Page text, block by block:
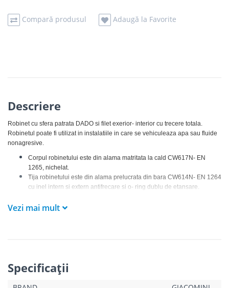
Compară produsul Adaugă la Favorite
Descriere
Robinet cu sfera patrata DADO si filet exerior- interior cu trecere totala.
Robinetul poate fi utilizat in instalatiile in care se vehiculeaza apa sau fluide
nonagresive.
Corpul robinetului este din alama matritata la cald CW617N- EN
1265, nichelat.
Tija robinetului este din alama prelucrata din bara CW614N- EN 1264
cu inel intern si extern antifrecare si o- ring dublu de etansare.
Robinetul are garnituri din PTFE (politetrafluoretilena) cu profil cu
Vezi mai mult
Specificaţii